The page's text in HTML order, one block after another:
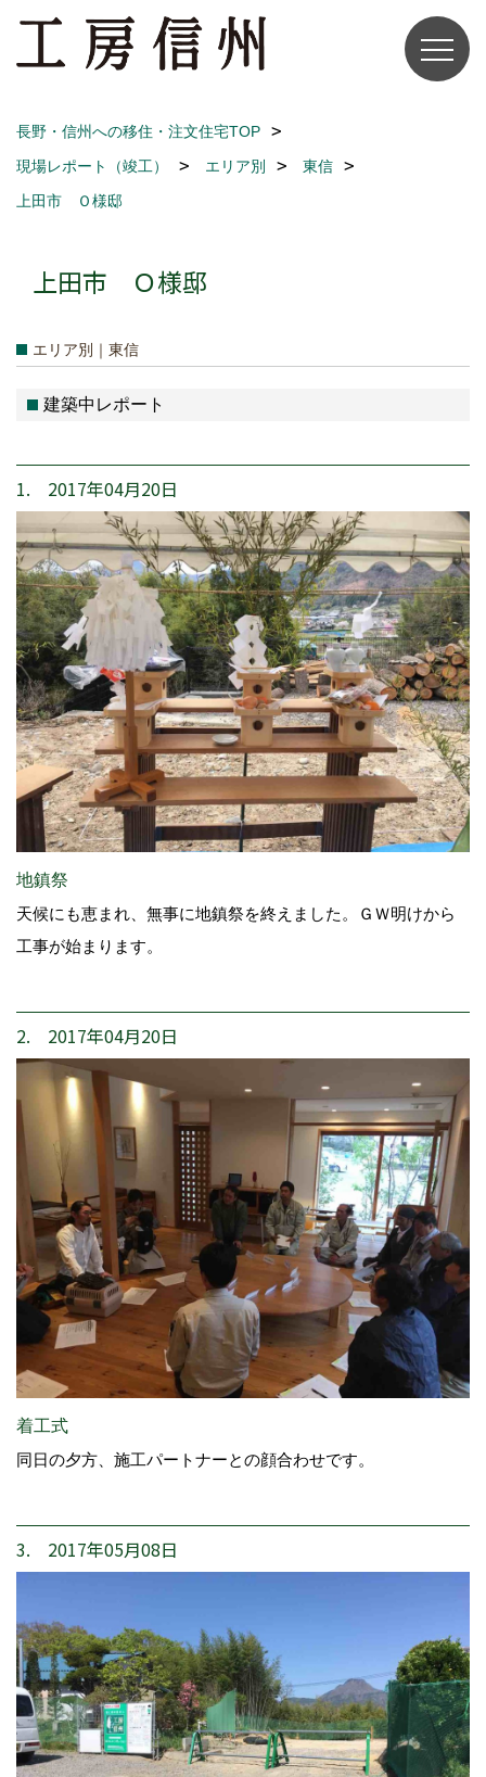
長野・信州への移住・注文住宅TOP
現場レポート（竣工）
エリア別
東信
上田市 Ｏ様邸
上田市 Ｏ様邸
エリア別｜東信
建築中レポート
1. 2017年04月20日
地鎮祭
天候にも恵まれ、無事に地鎮祭を終えました。ＧＷ明けから
工事が始まります。
2. 2017年04月20日
着工式
同日の夕方、施工パートナーとの顔合わせです。
3. 2017年05月08日